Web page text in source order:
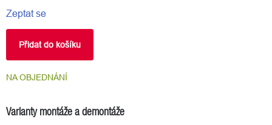
NA OBJEDNÁNÍ
Přidat do košíku
Zeptat se
Varianty montáže a demontáže